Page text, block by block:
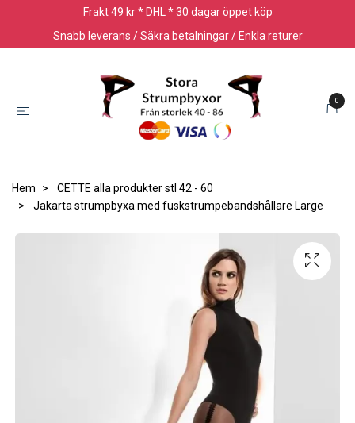
Frakt 49 kr * DHL * 30 dagar öppet köp
Snabb leverans / Säkra betalningar / Enkla returer
0
Hem
CETTE alla produkter stl 42 - 60
Jakarta strumpbyxa med fuskstrumpebandshållare Large